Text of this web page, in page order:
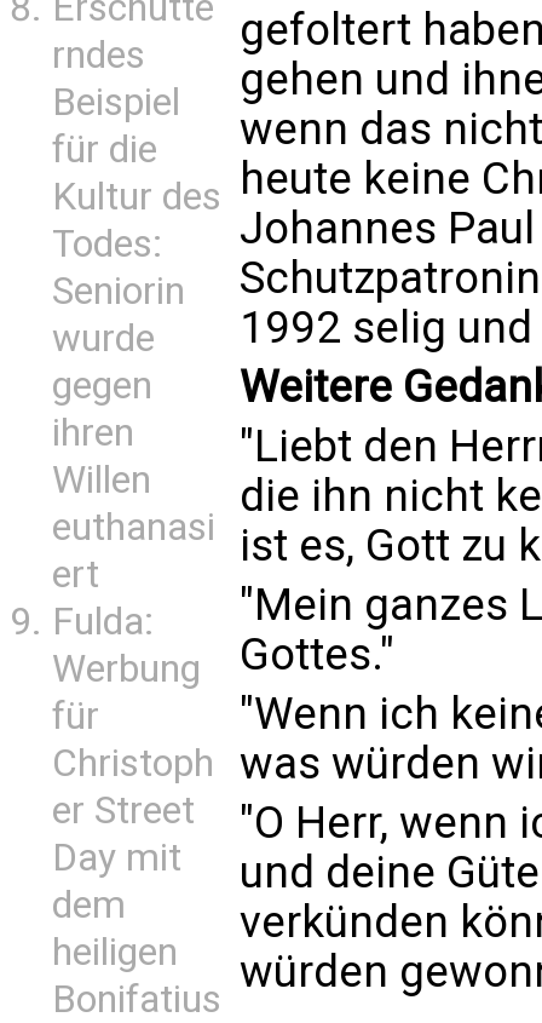
rndes
Beispiel
für die
Kultur des
Todes:
Seniorin
wurde
gegen
ihren
Willen
euthanasi
ert
Fulda:
Werbung
für
Christoph
er Street
Day mit
dem
heiligen
Bonifatius
gefoltert
gehen und
wenn das
heute keine
Johannes
1992 selig
Weitere
"Liebt den
die ihn nicht
ist es, Gott zu
"Mein ganzes
Gottes."
"Wenn ich
was würden
"O Herr, wenn
und deine
verkünden
würden